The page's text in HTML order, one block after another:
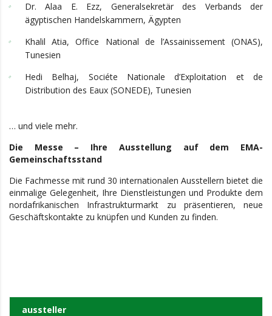
Dr. Alaa E. Ezz, Generalsekretär des Verbands der
ägyptischen Handelskammern, Ägypten
Khalil Atia, Office National de l’Assainissement (ONAS),
Tunesien
Hedi Belhaj, Sociéte Nationale d’Exploitation et de
Distribution des Eaux (SONEDE), Tunesien
… und viele mehr.
Die Messe – Ihre Ausstellung auf dem EMA-
Gemeinschaftsstand
Die Fachmesse mit rund 30 internationalen Ausstellern bietet die
einmalige Gelegenheit, Ihre Dienstleistungen und Produkte dem
nordafrikanischen Infrastrukturmarkt zu präsentieren, neue
Geschäftskontakte zu knüpfen und Kunden zu finden.
aussteller